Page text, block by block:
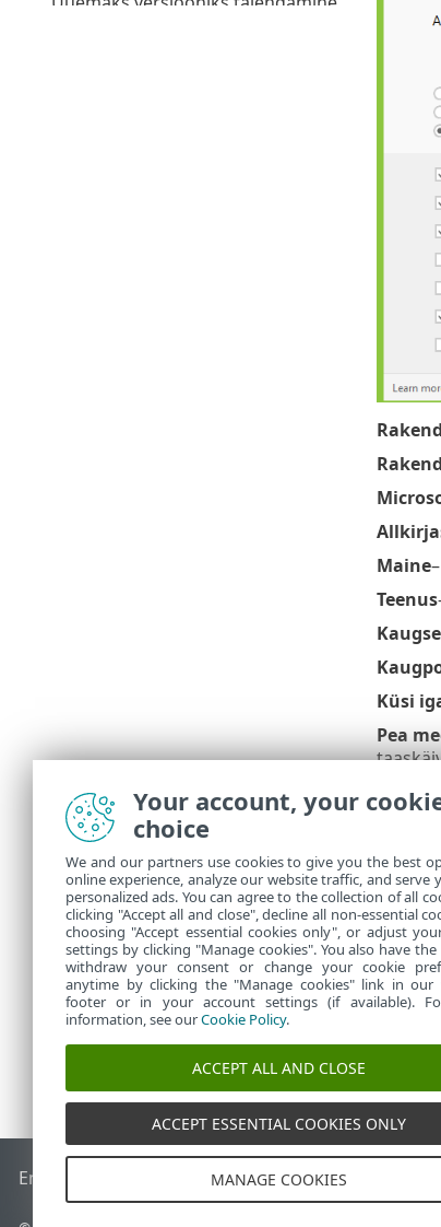
Maine
Teenus
Küsi
Pea
Loo
Keela–
End of Life ESET-i teabebaasESET-i foorum
Your account, your
choice
We and our partners use cookies to give you the best
online experience, analyze our website traffic, and serve
personalized ads. You can agree to the collection of all
clicking "Accept all and close", decline all non-essential
choosing "Accept essential cookies only", or adjust
settings by clicking "Manage cookies". You also have
withdraw your consent or change your cookie
anytime by clicking the "Manage cookies" link in our
footer or in your account settings (if available).
information, see ourCookie Policy.
ACCEPT ALL AND CLOSE
ACCEPT ESSENTIAL COOKIES ONLY
MANAGE COOKIES